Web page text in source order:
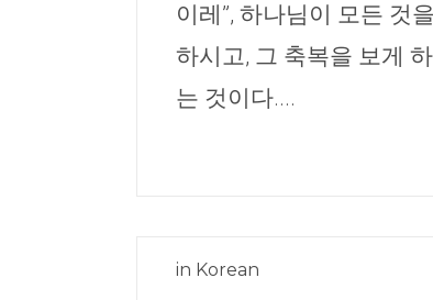
이레”, 하나님이 모든 것
하시고, 그 축복을 보게
는 것이다....
in Korean